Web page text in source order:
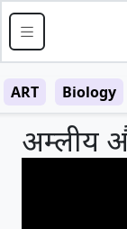
ART Biology
अम्लीय